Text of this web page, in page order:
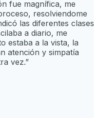
fue magnífica, me
resolviendome
las diferentes clases
a diario, me
estaba a la vista, la
atención y simpatía
vez.”